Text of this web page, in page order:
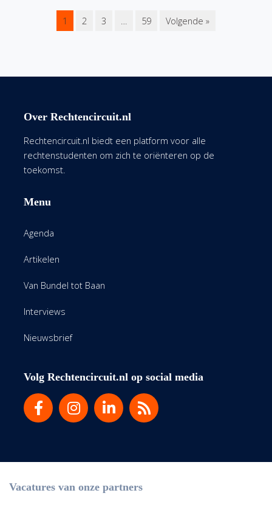
1 2 3 … 59 Volgende »
Over Rechtencircuit.nl
Rechtencircuit.nl biedt een platform voor alle
rechtenstudenten om zich te oriënteren op de
toekomst.
Menu
Agenda
Artikelen
Van Bundel tot Baan
Interviews
Nieuwsbrief
Volg Rechtencircuit.nl op social media
Vacatures van onze partners